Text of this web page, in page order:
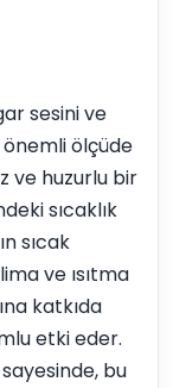
sesini ve
ölçüde
ve huzurlu bir
sıcaklık
sıcak
ve ısıtma
katkıda
etki eder.
bu